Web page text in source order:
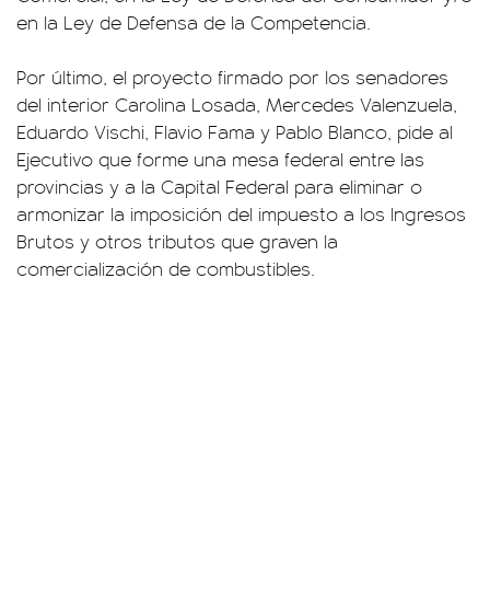
en la Ley de Defensa de la Competencia.
Por último, el proyecto firmado por los senadores
del interior Carolina Losada, Mercedes Valenzuela,
Eduardo Vischi, Flavio Fama y Pablo Blanco, pide al
Ejecutivo que forme una mesa federal entre las
provincias y a la Capital Federal para eliminar o
armonizar la imposición del impuesto a los Ingresos
Brutos y otros tributos que graven la
comercialización de combustibles.